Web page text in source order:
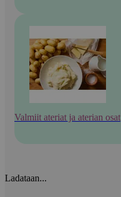
Valmiit ateriat ja aterian osat
Ladataan...